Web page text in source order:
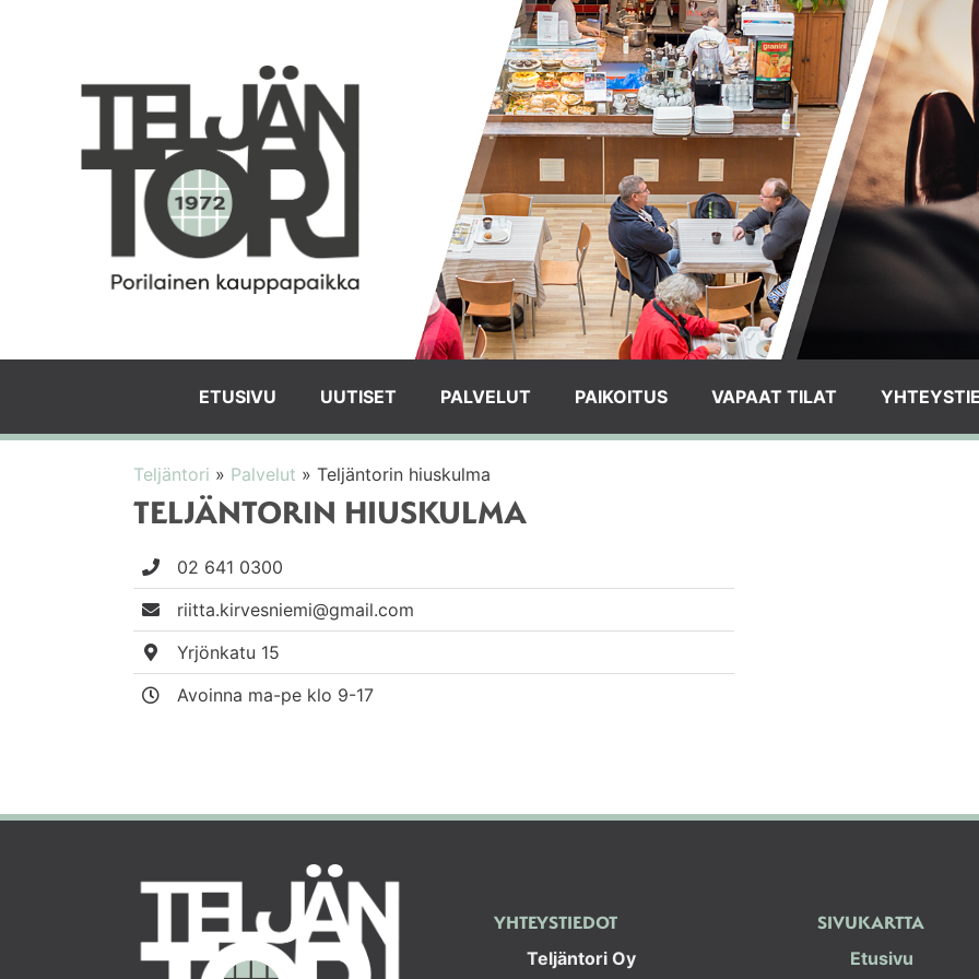
ETUSIVU UUTISET PALVELUT PAIKOITUS VAPAAT TILAT
Teljäntori » Palvelut » Teljäntorin hiuskulma
TELJÄNTORIN HIUSKULMA
02 641 0300
riitta.kirvesniemi@gmail.com
Yrjönkatu 15
Avoinna ma-pe klo 9-17
YHTEYSTIEDOT
Teljäntori Oy
SIVUKARTTA
Etusivu